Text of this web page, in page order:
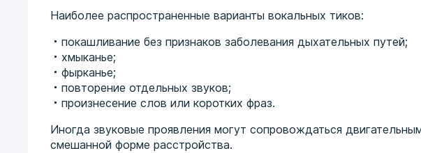
Наиболее распространенные варианты вокальных тиков:
покашливание без признаков заболевания дыхательных путей;
хмыканье;
фырканье;
повторение отдельных звуков;
произнесение слов или коротких фраз.
Иногда звуковые проявления могут сопровождаться
смешанной форме расстройства.